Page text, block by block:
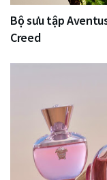
Bộ sưu tập
Creed